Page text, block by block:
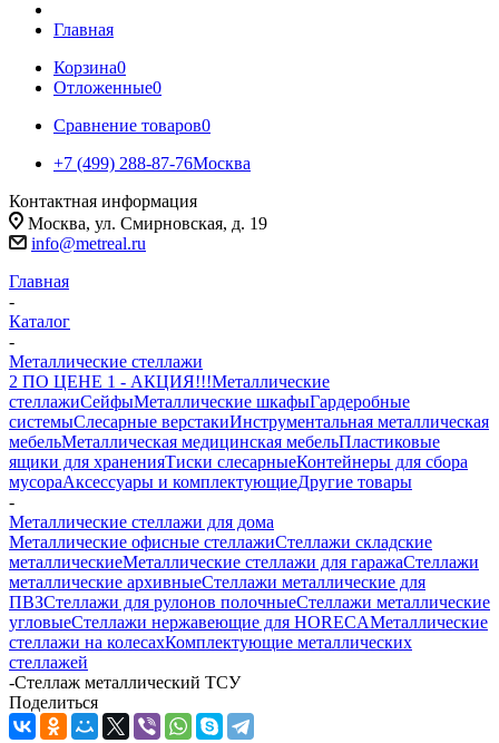
Главная
Корзина0
Отложенные0
Сравнение товаров0
+7 (499) 288-87-76Москва
Контактная информация
Москва, ул. Смирновская, д. 19
info@metreal.ru
Главная
-
Каталог
-
Металлические стеллажи
2 ПО ЦЕНЕ 1 - АКЦИЯ!!!Металлические
стеллажиСейфыМеталлические шкафыГардеробные
системыСлесарные верстакиИнструментальная металлическая
мебельМеталлическая медицинская мебельПластиковые
ящики для храненияТиски слесарныеКонтейнеры для сбора
мусораАксессуары и комплектующиеДругие товары
-
Металлические стеллажи для дома
Металлические офисные стеллажиСтеллажи складские
металлическиеМеталлические стеллажи для гаражаСтеллажи
металлические архивныеСтеллажи металлические для
ПВЗСтеллажи для рулонов полочныеСтеллажи металлические
угловыеСтеллажи нержавеющие для HORECAМеталлические
стеллажи на колесахКомплектующие металлических
стеллажей
-Стеллаж металлический ТСУ
Поделиться